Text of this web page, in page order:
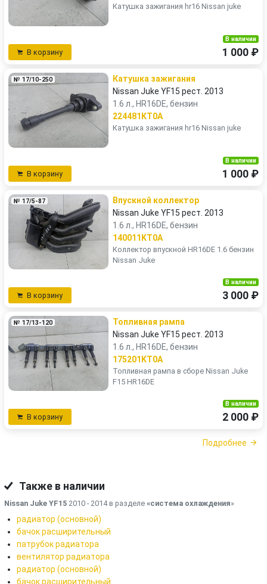
Катушка зажигания hr16 Nissan juke
В корзину
В наличии
1 000 ₽
№ 17/10-250
Катушка зажигания
Nissan Juke YF15 рест. 2013
1.6 л., HR16DE, бензин
224481KT0A
Катушка зажигания hr16 Nissan juke
В корзину
В наличии
1 000 ₽
№ 17/5-87
Впускной коллектор
Nissan Juke YF15 рест. 2013
1.6 л., HR16DE, бензин
140011KT0A
Коллектор впускной HR16DE 1.6 бензин
Nissan Juke
В корзину
В наличии
3 000 ₽
№ 17/13-120
Топливная рампа
Nissan Juke YF15 рест. 2013
1.6 л., HR16DE, бензин
175201KT0A
Топливная рампа в сборе Nissan Juke
F15 HR16DE
В корзину
В наличии
2 000 ₽
Подробнее
Также в наличии
Nissan Juke YF15 2010 - 2014 в разделе «система охлаждения»
радиатор (основной)
бачок расширительный
патрубок радиатора
вентилятор радиатора
радиатор (основной)
бачок расширительный